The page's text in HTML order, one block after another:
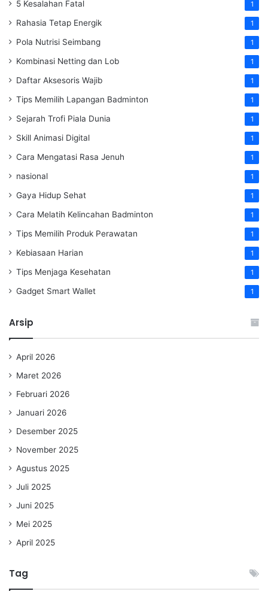
5 Kesalahan Fatal 1
Rahasia Tetap Energik 1
Pola Nutrisi Seimbang 1
Kombinasi Netting dan Lob 1
Daftar Aksesoris Wajib 1
Tips Memilih Lapangan Badminton 1
Sejarah Trofi Piala Dunia 1
Skill Animasi Digital 1
Cara Mengatasi Rasa Jenuh 1
nasional 1
Gaya Hidup Sehat 1
Cara Melatih Kelincahan Badminton 1
Tips Memilih Produk Perawatan 1
Kebiasaan Harian 1
Tips Menjaga Kesehatan 1
Gadget Smart Wallet 1
Arsip
April 2026
Maret 2026
Februari 2026
Januari 2026
Desember 2025
November 2025
Agustus 2025
Juli 2025
Juni 2025
Mei 2025
April 2025
Tag